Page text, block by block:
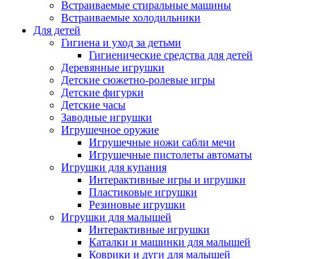
Встраиваемые стиральные машины
Встраиваемые холодильники
Для детей
Гигиена и уход за детьми
Гигиенические средства для детей
Деревянные игрушки
Детские сюжетно-ролевые игры
Детские фигурки
Детские часы
Заводные игрушки
Игрушечное оружие
Игрушечные ножи сабли мечи
Игрушечные пистолеты автоматы
Игрушки для купания
Интерактивные игры и игрушки
Пластиковые игрушки
Резиновые игрушки
Игрушки для малышей
Интерактивные игрушки
Каталки и машинки для малышей
Коврики и дуги для малышей